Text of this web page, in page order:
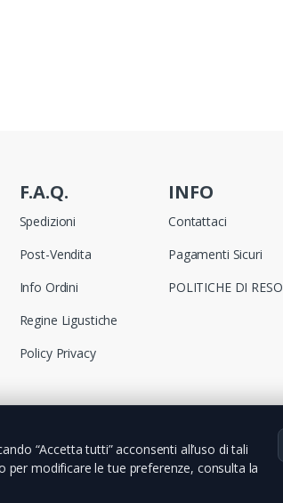
F.A.Q.
Spedizioni
Post-Vendita
Info Ordini
Regine Ligustiche
Policy Privacy
INFO
Contattaci
Pagamenti Sicuri
POLITICHE DI RESO
“Accetta tutti” acconsenti all’uso di tali
per modificare le tue preferenze, consulta la